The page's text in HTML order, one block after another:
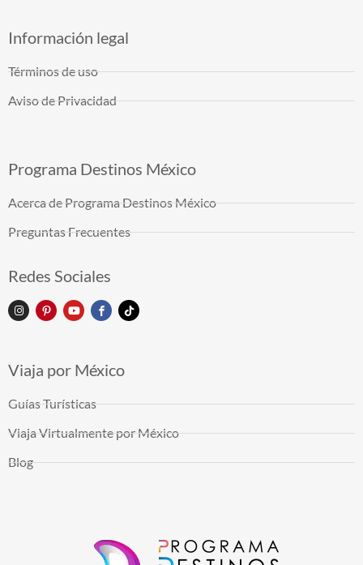
Información legal
Términos de uso
Aviso de Privacidad
Programa Destinos México
Acerca de Programa Destinos México
Preguntas Frecuentes
Redes Sociales
Viaja por México
Guías Turísticas
Viaja Virtualmente por México
Blog